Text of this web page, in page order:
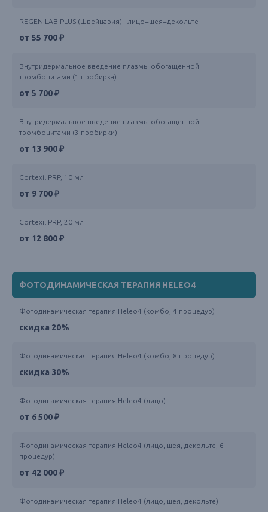
REGEN LAB PLUS (Швейцария) - лицо+шея+декольте
от 55 700 ₽
Внутридермальное введение плазмы обогащенной
тромбоцитами (1 пробирка)
от 5 700 ₽
Внутридермальное введение плазмы обогащенной
тромбоцитами (3 пробирки)
от 13 900 ₽
Сortexil PRP, 10 мл
от 9 700 ₽
Сortexil PRP, 20 мл
от 12 800 ₽
ФОТОДИНАМИЧЕСКАЯ ТЕРАПИЯ HELEO4
Фотодинамическая терапия Heleo4 (комбо, 4 процедур)
скидка 20%
Фотодинамическая терапия Heleo4 (комбо, 8 процедур)
скидка 30%
Фотодинамическая терапия Heleo4 (лицо)
от 6 500 ₽
Фотодинамическая терапия Heleo4 (лицо, шея, декольте, 6
процедур)
от 42 000 ₽
Фотодинамическая терапия Heleo4 (лицо, шея, декольте)